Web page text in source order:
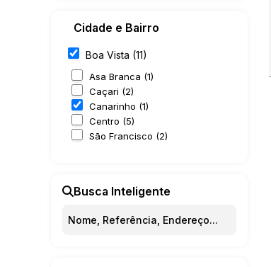
Cidade e Bairro
Boa Vista (11)
Asa Branca (1)
Caçari (2)
Canarinho (1)
Centro (5)
São Francisco (2)
Busca Inteligente